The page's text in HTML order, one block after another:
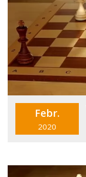
Febr.
2020